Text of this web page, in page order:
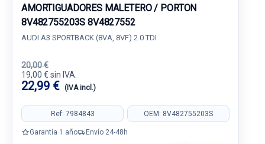
AMORTIGUADORES MALETERO / PORTON
8V482755203S 8V4827552
AUDI A3 SPORTBACK (8VA, 8VF) 2.0 TDI
20,00 €
19,00 € sin IVA.
22,99 € (IVA incl.)
Ref: 7984843 OEM: 8V482755203S
Garantía 1 año Envío 24-48h